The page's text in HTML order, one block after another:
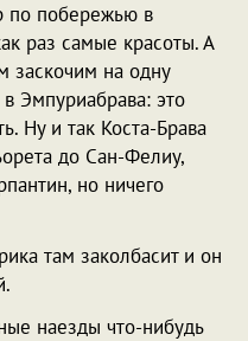
по побережью в
раз самые красоты. А
заскочим на одну
Эмпуриабрава: это
Ну и так Коста-Брава
до Сан-Фелиу,
но ничего
там заколбасит и он
наезды что-нибудь